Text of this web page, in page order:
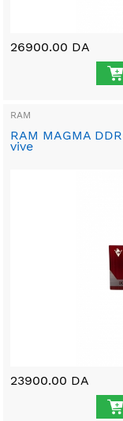
26900.00 DA
RAM
RAM MAGMA
vive
23900.00 DA